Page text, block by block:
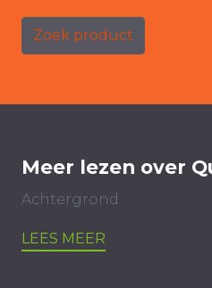
Zoek product
Meer lezen over
Achtergrond
LEES MEER